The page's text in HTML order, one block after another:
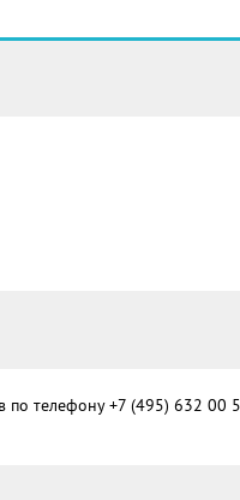
по телефону +7 (495) 632